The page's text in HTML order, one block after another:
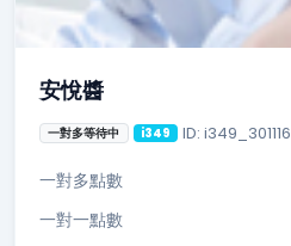
安悅醬
一對多等待中 i349 ID: i349_301116
一對多點數
一對一點數